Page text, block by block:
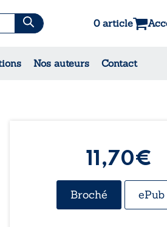
0 article
Nos auteurs Contact
11,70€
Broché ePub